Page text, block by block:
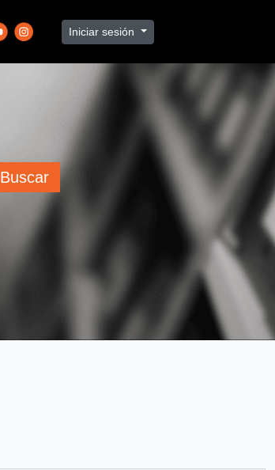
Iniciar sesión
Buscar